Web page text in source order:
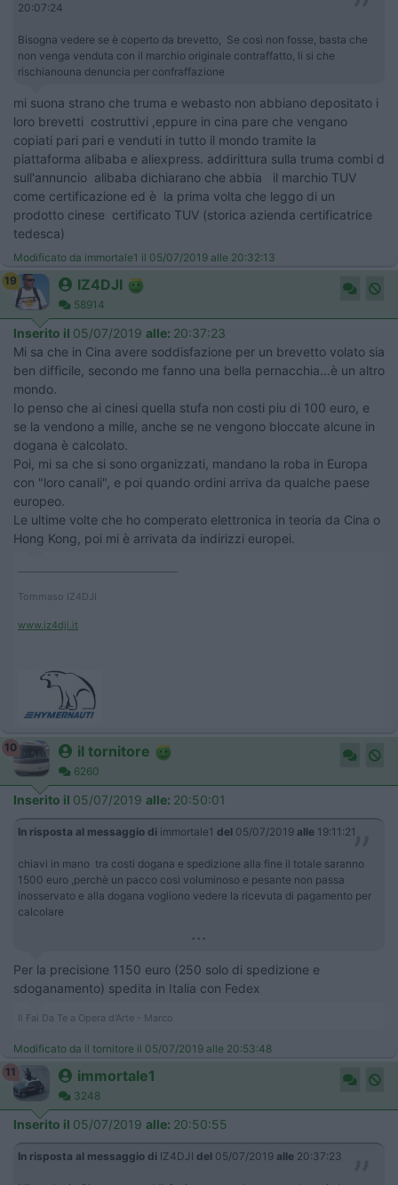
20:07:24
Bisogna vedere se è coperto da brevetto, Se così non fosse, basta che
non venga venduta con il marchio originale contraffatto, li si che
rischianouna denuncia per confraffazione
mi suona strano che truma e webasto non abbiano depositato i
loro brevetti costruttivi ,eppure in cina pare che vengano
copiati pari pari e venduti in tutto il mondo tramite la
piattaforma alibaba e aliexpress. addirittura sulla truma combi d
sull'annuncio alibaba dichiarano che abbia il marchio TUV
come certificazione ed è la prima volta che leggo di un
prodotto cinese certificato TUV (storica azienda certificatrice
tedesca)
Modificato da immortale1 il 05/07/2019 alle 20:32:13
19
IZ4DJI
58914
Inserito il 05/07/2019 alle: 20:37:23
Mi sa che in Cina avere soddisfazione per un brevetto volato sia
ben difficile, secondo me fanno una bella pernacchia...è un altro
mondo.
Io penso che ai cinesi quella stufa non costi piu di 100 euro, e
se la vendono a mille, anche se ne vengono bloccate alcune in
dogana è calcolato.
Poi, mi sa che si sono organizzati, mandano la roba in Europa
con "loro canali", e poi quando ordini arriva da qualche paese
europeo.
Le ultime volte che ho comperato elettronica in teoria da Cina o
Hong Kong, poi mi è arrivata da indirizzi europei.
Tommaso IZ4DJI
www.iz4dji.it
10 il tornitore
6260
Inserito il 05/07/2019 alle: 20:50:01
In risposta al messaggio di immortale1 del 05/07/2019 alle 19:11:21
chiavi in mano tra costi dogana e spedizione alla fine il totale saranno
1500 euro ,perchè un pacco così voluminoso e pesante non passa
inosservato e alla dogana vogliono vedere la ricevuta di pagamento per
calcolare
...
Per la precisione 1150 euro (250 solo di spedizione e
sdoganamento) spedita in Italia con Fedex
Il Fai Da Te a Opera d'Arte - Marco
Modificato da il tornitore il 05/07/2019 alle 20:53:48
11
immortale1
3248
Inserito il 05/07/2019 alle: 20:50:55
In risposta al messaggio di IZ4DJI del 05/07/2019 alle 20:37:23